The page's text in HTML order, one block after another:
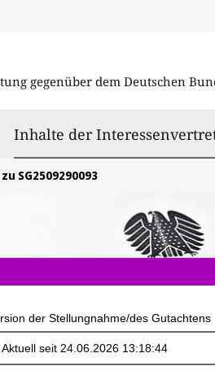
gegenüber dem Deutschen
Inhalte der
SG2509290093
der Stellungnahme/des Gutachtens